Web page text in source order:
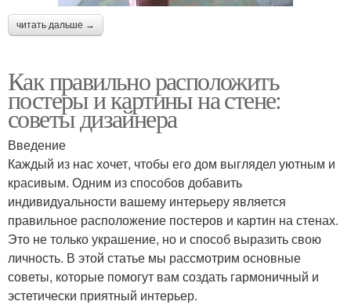
читать дальше →
Как правильно расположить
постеры и картины на стене:
советы дизайнера
Введение
Каждый из нас хочет, чтобы его дом выглядел уютным и
красивым. Одним из способов добавить
индивидуальности вашему интерьеру является
правильное расположение постеров и картин на стенах.
Это не только украшение, но и способ выразить свою
личность. В этой статье мы рассмотрим основные
советы, которые помогут вам создать гармоничный и
эстетически приятный интерьер.